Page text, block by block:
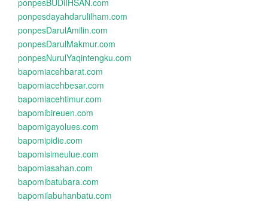
ponpesBUDiIHSAN.com
ponpesdayahdarulilham.com
ponpesDarulAmilin.com
ponpesDarulMakmur.com
ponpesNurulYaqintengku.com
bapomiacehbarat.com
bapomiacehbesar.com
bapomiacehtimur.com
bapomibireuen.com
bapomigayolues.com
bapomipidie.com
bapomisimeulue.com
bapomiasahan.com
bapomibatubara.com
bapomilabuhanbatu.com